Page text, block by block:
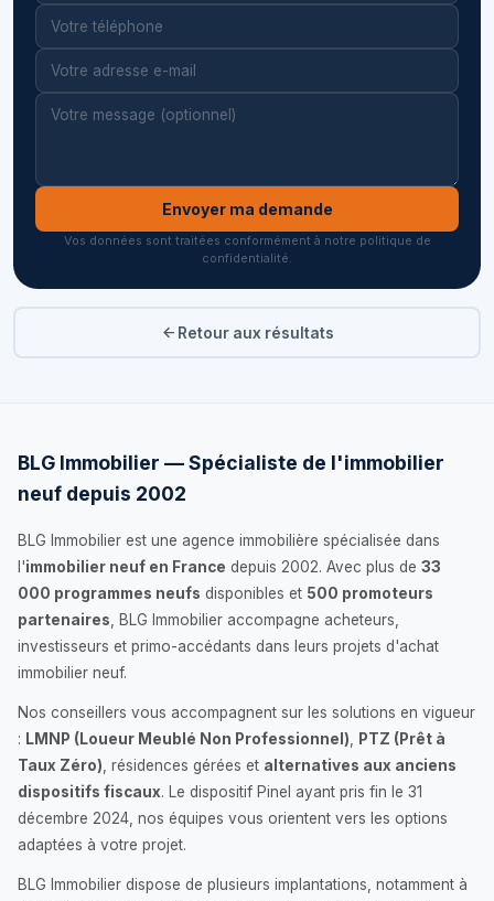
Envoyer ma demande
Vos données sont traitées conformément à notre politique de
confidentialité.
Retour aux résultats
BLG Immobilier — Spécialiste de l'immobilier
neuf depuis 2002
BLG Immobilier est une agence immobilière spécialisée dans
l'immobilier neuf en France depuis 2002. Avec plus de 33
000 programmes neufs disponibles et 500 promoteurs
partenaires , BLG Immobilier accompagne acheteurs,
investisseurs et primo-accédants dans leurs projets d'achat
immobilier neuf.
Nos conseillers vous accompagnent sur les solutions en vigueur
: LMNP (Loueur Meublé Non Professionnel)
PTZ (Prêt à
Taux Zéro) , résidences gérées et alternatives aux anciens
dispositifs fiscaux. Le dispositif Pinel ayant pris fin le 31
décembre 2024, nos équipes vous orientent vers les options
adaptées à votre projet.
BLG Immobilier dispose de plusieurs implantations, notamment à